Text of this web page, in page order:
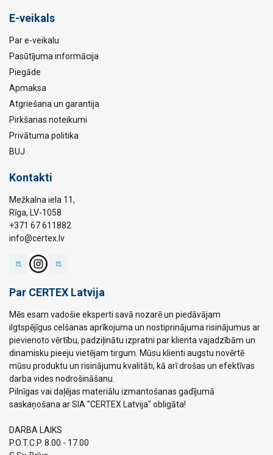
E-veikals
Par e-veikalu
Pasūtījuma informācija
Piegāde
Apmaksa
Atgriešana un garantija
Pirkšanas noteikumi
Privātuma politika
BUJ
Kontakti
Mežkalna iela 11,
Rīga, LV-1058
+371 67 611882
info@certex.lv
Par CERTEX Latvija
Mēs esam vadošie eksperti savā nozarē un piedāvājam
ilgtspējīgus celšanas aprīkojuma un nostiprinājuma risinājumus ar
pievienoto vērtību, padziļinātu izpratni par klienta vajadzībām un
dinamisku pieeju vietējam tirgum. Mūsu klienti augstu novērtē
mūsu produktu un risinājumu kvalitāti, kā arī drošas un efektīvas
darba vides nodrošināšanu.
Pilnīgas vai daļējas materiālu izmantošanas gadījumā
saskaņošana ar SIA "CERTEX Latvija" obligāta!
DARBA LAIKS
P.O.T.C.P. 8.00 - 17.00